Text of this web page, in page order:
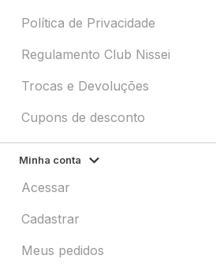
Política de Privacidade
Regulamento Club Nissei
Trocas e Devoluções
Cupons de desconto
Minha conta
Acessar
Cadastrar
Meus pedidos